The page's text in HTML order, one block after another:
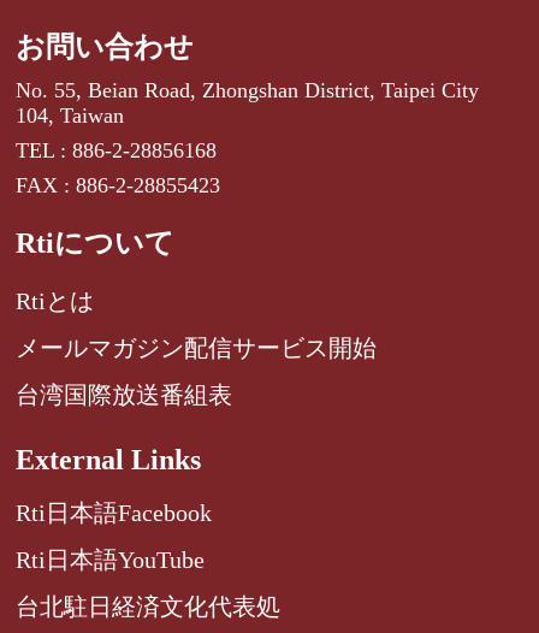
お問い合わせ
No. 55, Beian Road, Zhongshan District, Taipei City
104, Taiwan
TEL : 886-2-28856168
FAX : 886-2-28855423
Rtiについて
Rtiとは
メールマガジン配信サービス開始
台湾国際放送番組表
External Links
Rti日本語Facebook
Rti日本語YouTube
台北駐日経済文化代表処